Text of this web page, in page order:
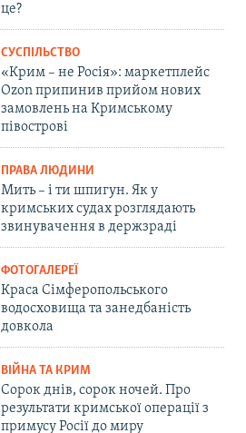
це?
СУСПІЛЬСТВО
«Крим – не Росія»: маркетплейс
Ozon припинив прийом нових
замовлень на Кримському
півострові
ПРАВА ЛЮДИНИ
Мить – і ти шпигун. Як у
кримських судах розглядають
звинувачення в держзраді
ФОТОГАЛЕРЕЇ
Краса Сімферопольського
водосховища та занедбаність
довкола
ВІЙНА ТА КРИМ
Сорок днів, сорок ночей. Про
результати кримської операції з
примусу Росії до миру